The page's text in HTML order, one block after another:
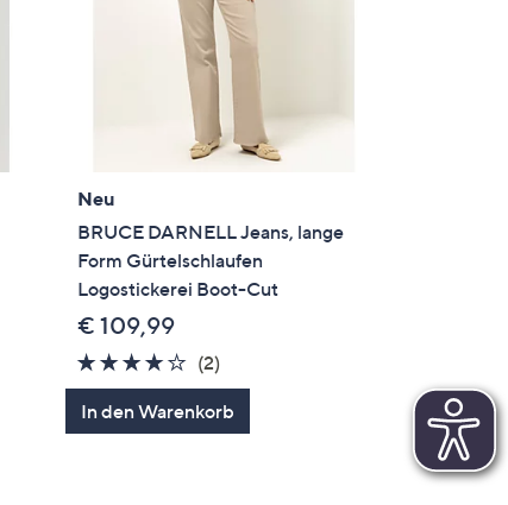
Neu
BRUCE DARNELL Jeans, lange
Form Gürtelschlaufen
Logostickerei Boot-Cut
€ 109,99
4.0
von
5
(2)
Bewertungen
In den Warenkorb